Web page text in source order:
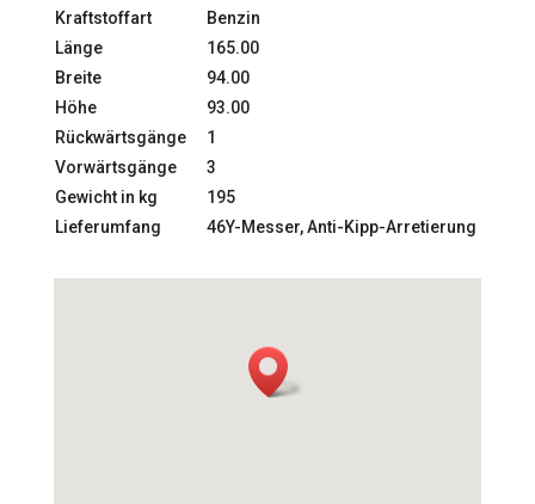
Kraftstoffart
Benzin
Länge
165.00
Breite
94.00
Höhe
93.00
Rückwärtsgänge
1
Vorwärtsgänge
3
Gewicht in kg
195
Lieferumfang
46Y-Messer, Anti-Kipp-Arretierung